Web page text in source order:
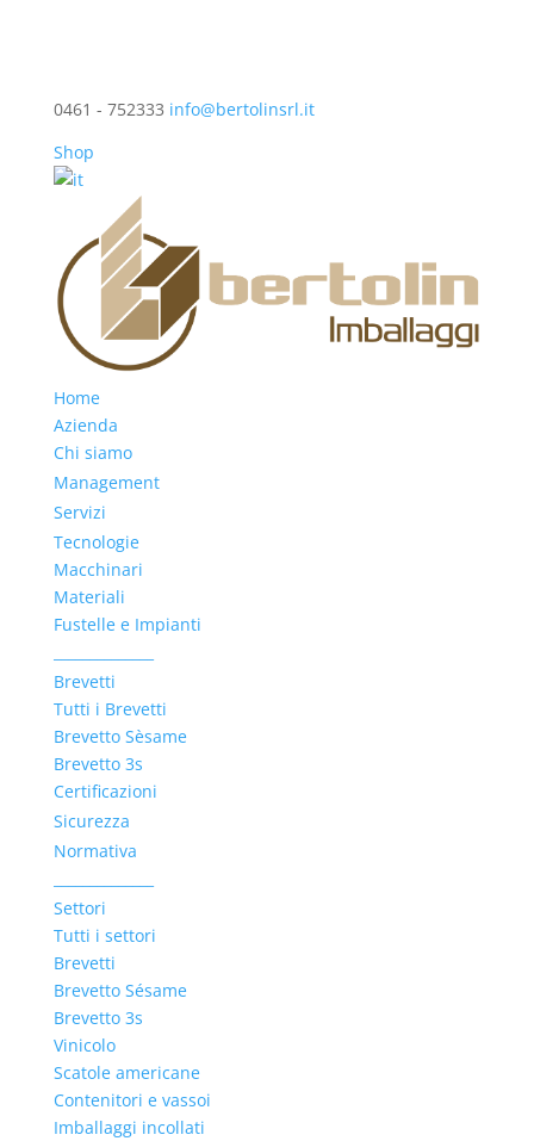
0461 - 752333 info@bertolinsrl.it
Shop
Home
Azienda
Chi siamo
Management
Servizi
Tecnologie
Macchinari
Materiali
Fustelle e Impianti
Brevetti
Tutti i Brevetti
Brevetto Sèsame
Brevetto 3s
Certificazioni
Sicurezza
Normativa
Settori
Tutti i settori
Brevetti
Brevetto Sésame
Brevetto 3s
Vinicolo
Scatole americane
Contenitori e vassoi
Imballaggi incollati